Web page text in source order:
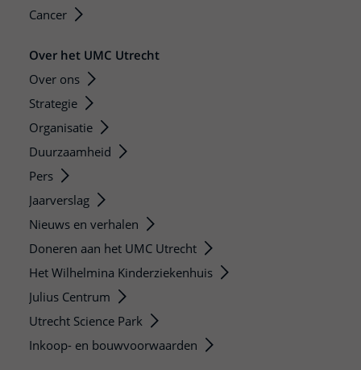
Cancer
Over het UMC Utrecht
Over ons
Strategie
Organisatie
Duurzaamheid
Pers
Jaarverslag
Nieuws en verhalen
Doneren aan het UMC Utrecht
Het Wilhelmina Kinderziekenhuis
Julius Centrum
Utrecht Science Park
Inkoop- en bouwvoorwaarden